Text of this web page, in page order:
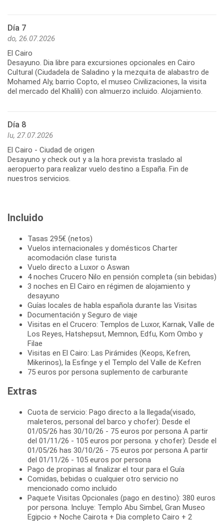
Día 7
do, 26.07.2026
El Cairo
Desayuno. Dia libre para excursiones opcionales en Cairo
Cultural (Ciudadela de Saladino y la mezquita de alabastro de
Mohamed Aly, barrio Copto, el museo Civilizaciones, la visita
del mercado del Khalili) con almuerzo incluido. Alojamiento.
Día 8
lu, 27.07.2026
El Cairo - Ciudad de origen
Desayuno y check out y a la hora prevista traslado al
aeropuerto para realizar vuelo destino a España. Fin de
nuestros servicios.
Incluido
Tasas 295€ (netos)
Vuelos internacionales y domésticos Charter
acomodación clase turista
Vuelo directo a Luxor o Aswan
4 noches Crucero Nilo en pensión completa (sin bebidas)
3 noches en El Cairo en régimen de alojamiento y
desayuno
Guías locales de habla española durante las Visitas
Documentación y Seguro de viaje
Visitas en el Crucero: Templos de Luxor, Karnak, Valle de
Los Reyes, Hatshepsut, Memnon, Edfu, Kom Ombo y
Filae
Visitas en El Cairo: Las Pirámides (Keops, Kefren,
Mikerinos), la Esfinge y el Templo del Valle de Kefren
75 euros por persona suplemento de carburante
Extras
Cuota de servicio: Pago directo a la llegada(visado,
maleteros, personal del barco y chofer): Desde el
01/05/26 has 30/10/26 - 75 euros por persona A partir
del 01/11/26 - 105 euros por persona. y chofer): Desde el
01/05/26 has 30/10/26 - 75 euros por persona A partir
del 01/11/26 - 105 euros por persona
Pago de propinas al finalizar el tour para el Guía
Comidas, bebidas o cualquier otro servicio no
mencionado como incluido
Paquete Visitas Opcionales (pago en destino): 380 euros
por persona. Incluye: Templo Abu Simbel, Gran Museo
Egipcio + Noche Cairota + Dia completo Cairo + 2